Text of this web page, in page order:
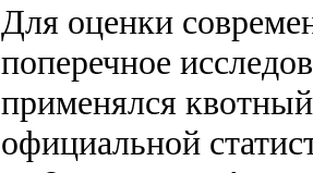
Для оценки
поперечное
применялся
официальной